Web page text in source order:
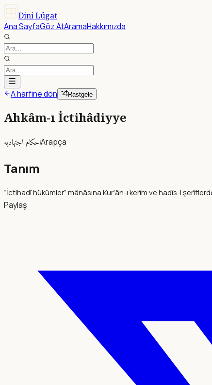
Dini Lügat
Ana SayfaGöz AtAramaHakkımızda
A harfine dön Rastgele
Ahkâm-ı İctihâdiyye
احكام اجتهاديهArapça
Tanım
“İctihadî hükümler” mânâsına Kur’ân-ı kerîm ve hadîs-i
Paylaş